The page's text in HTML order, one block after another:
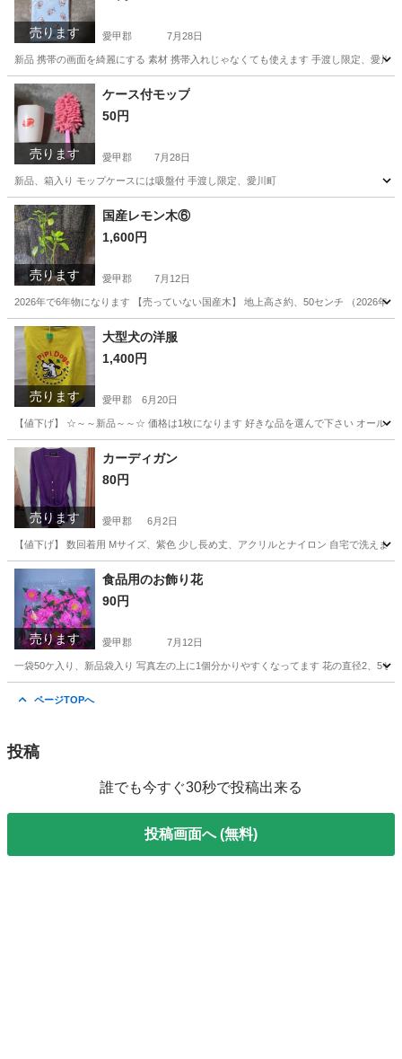
売ります 愛甲郡 7月28日
新品 携帯の画面を綺麗にする 素材 携帯入れじゃなくても使えます 手渡し限定、愛川町
神奈川 愛甲郡 その他 クリーナー
売ります
ケース付モップ
50円
愛甲郡 7月28日
新品、箱入り モップケースには吸盤付 手渡し限定、愛川町
神奈川 愛甲郡 掃除用具
売ります
国産レモン木⑥
1,600円
愛甲郡 7月12日
2026年で6年物になります 【売っていない国産木】 地上高さ約、50センチ （2026
神奈川 愛甲郡 その他 国産レモン
売ります
大型犬の洋服
1,400円
愛甲郡 6月20日
【値下げ】 ☆～～新品～～☆ 価格は1枚になります 好きな品を選んで下さい オール
神奈川 愛甲郡 その他
売ります
カーディガン
80円
愛甲郡 6月2日
【値下げ】 数回着用 Mサイズ、紫色 少し長め丈、アクリルとナイロン 自宅で洗えま
神奈川 愛甲郡 服/ファッション
売ります
食品用のお飾り花
90円
愛甲郡 7月12日
一袋50ケ入り、新品袋入り 写真左の上に1個分かりやすくなってます 花の直径2、5
ページTOPへ
投稿
誰でも今すぐ30秒で投稿出来る
投稿画面へ (無料)